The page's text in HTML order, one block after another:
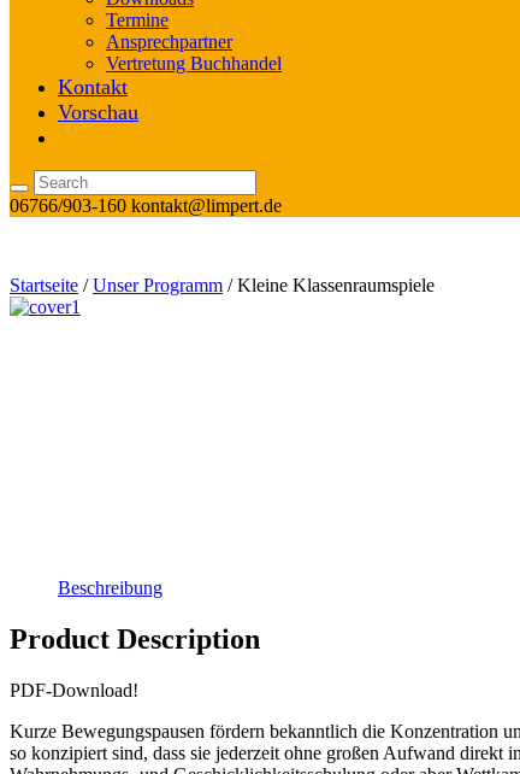
Termine
Ansprechpartner
Vertretung Buchhandel
Kontakt
Vorschau
06766/903-160 kontakt@limpert.de
Startseite /Unser Programm / Kleine Klassenraumspiele
Beschreibung
Product Description
PDF-Download!
Kurze Bewegungspausen fördern bekanntlich die Konzentration
so konzipiert sind, dass sie jederzeit ohne großen Aufwand direkt